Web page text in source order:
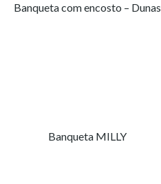
Banqueta com encosto – Dunas
Banqueta MILLY